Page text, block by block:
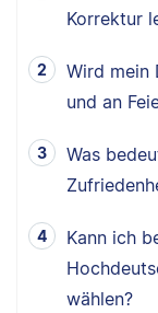
Korrektur
Wird mein
und an
Was
Kann ich
wählen?